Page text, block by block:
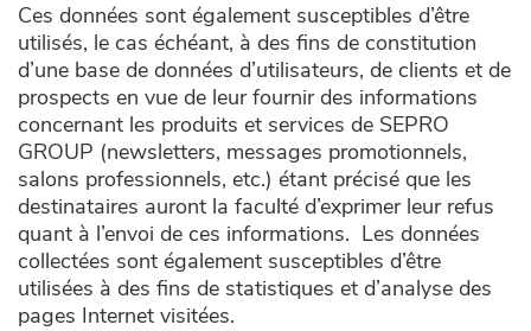
Ces données sont également susceptibles d’être
utilisés, le cas échéant, à des fins de constitution
d’une base de données d’utilisateurs, de clients et de
prospects en vue de leur fournir des informations
concernant les produits et services de SEPRO
GROUP (newsletters, messages promotionnels,
salons professionnels, etc.) étant précisé que les
destinataires auront la faculté d’exprimer leur refus
quant à l’envoi de ces informations. Les données
collectées sont également susceptibles d’être
utilisées à des fins de statistiques et d’analyse des
pages Internet visitées.